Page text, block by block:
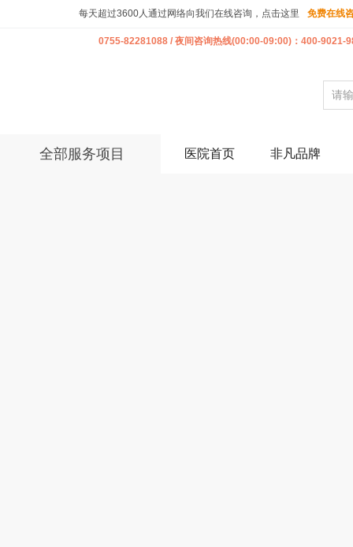
每天超过3600人通过网络向我们在线咨询，点击这里 免费在线
0755-82281088 / 夜间咨询热线(00:00-09:00)：400-9021-
全部服务项目 医院首页 非凡品牌